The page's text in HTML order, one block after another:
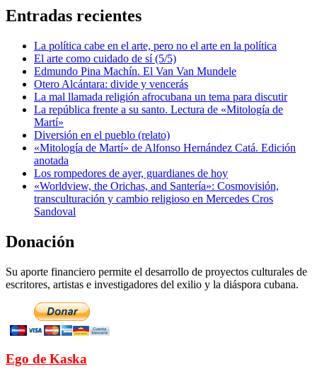
Entradas recientes
La política cabe en el arte, pero no el arte en la política
El arte como cuidado de sí (5/5)
Edmundo Pina Machín. El Van Van Mundele
Otero Alcántara: divide y vencerás
La mal llamada religión afrocubana un tema para discutir
La república frente a su santo. Lectura de «Mitología de
Martí»
Diversión en el pueblo (relato)
«Mitología de Martí» de Alfonso Hernández Catá. Edición
anotada
Los rompedores de ayer, guardianes de hoy
«Worldview, the Orichas, and Santería»: Cosmovisión,
transculturación y cambio religioso en Mercedes Cros
Sandoval
Donación
Su aporte financiero permite el desarrollo de proyectos culturales de
escritores, artistas e investigadores del exilio y la diáspora cubana.
Ego de Kaska